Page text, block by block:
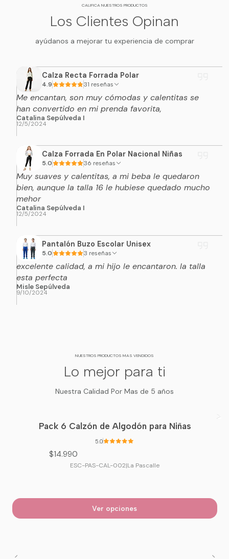
CALIFICA NUESTROS PRODUCTOS
Los Clientes Opinan
ayúdanos a mejorar tu experiencia de comprar
Calza Recta Forrada Polar
4.9 31 reseñas
Me encantan, son muy cómodas y calentitas se
han convertido en mi prenda favorita,
Catalina Sepúlveda I
12/5/2024
Calza Forrada En Polar Nacional Niñas
5.0 36 reseñas
Muy suaves y calentitas, a mi beba le quedaron
bien, aunque la talla 16 le hubiese quedado mucho
mehor
Catalina Sepúlveda I
12/5/2024
Pantalón Buzo Escolar Unisex
5.0 3 reseñas
excelente calidad, a mi hijo le encantaron. la talla
esta perfecta
Misle Sepúlveda
9/10/2024
NUESTROS PRODUCTOS MAS VENDIDOS
Lo mejor para ti
Nuestra Calidad Por Mas de 5 años
Pack 6 Calzón de Algodón para Niñas
5.0
$14.990
ESC-PAS-CAL-002|La Pascalle
Ver opciones